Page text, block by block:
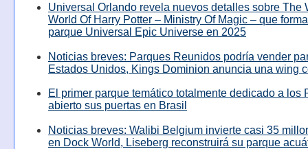
Universal Orlando revela nuevos detalles sobre The
World Of Harry Potter – Ministry Of Magic – que
parque Universal Epic Universe en 2025
Noticias breves: Parques Reunidos podría vender
Estados Unidos, Kings Dominion anuncia una wing
El primer parque temático totalmente dedicado a los
abierto sus puertas en Brasil
Noticias breves: Walibi Belgium invierte casi 35
en Dock World, Liseberg reconstruirá su parque